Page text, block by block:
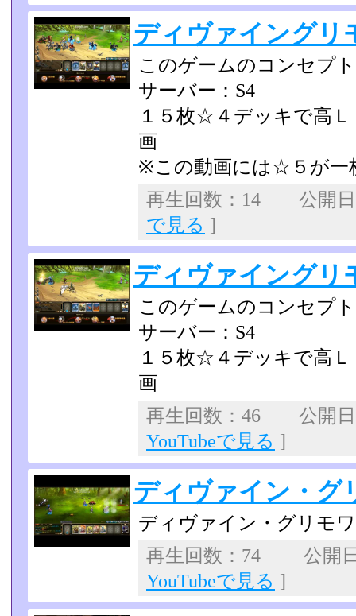
ディヴァイングリ
このゲームのコンセプ
サーバー：S4
１５枚☆４デッキで高
画
※この動画には☆５が一
再生回数：14 公開
で見る ]
ディヴァイングリ
このゲームのコンセプ
サーバー：S4
１５枚☆４デッキで高
画
再生回数：46 公開
YouTubeで見る ]
ディヴァイン・グ
ディヴァイン・グリモ
再生回数：74 公開
YouTubeで見る ]